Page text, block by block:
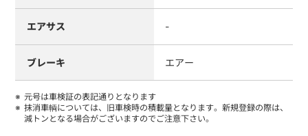
エアサス -
ブレーキ エアー
元号は車検証の表記通りとなります
抹消車輌については、旧車検時の積載量となります。新規登録の際は、
減トンとなる場合がございますのでご注意下さい。